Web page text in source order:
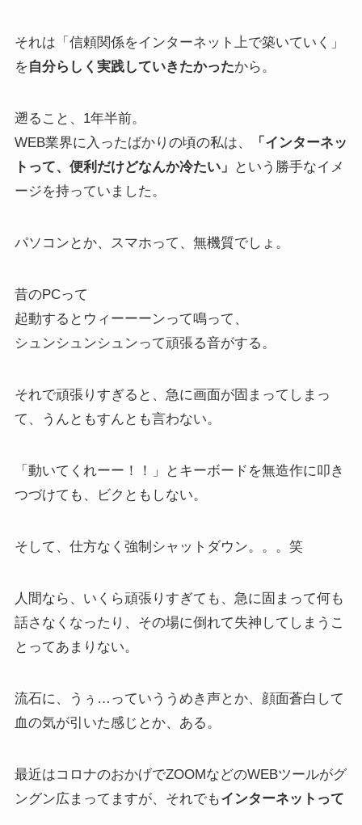
それは「信頼関係をインターネット上で築いていく」
を自分らしく実践していきたかったから。
遡ること、1年半前。
WEB業界に入ったばかりの頃の私は、
「インターネッ
トって、便利だけどなんか冷たい」
という勝手なイメ
ージを持っていました。
パソコンとか、スマホって、無機質でしょ。
昔のPCって
起動するとウィーーーンって鳴って、
シュンシュンシュンって頑張る音がする。
それで頑張りすぎると、急に画面が固まってしまっ
て、うんともすんとも言わない。
「動いてくれーー！！」とキーボードを無造作に叩き
つづけても、ビクともしない。
そして、仕方なく強制シャットダウン。。。笑
人間なら、いくら頑張りすぎても、急に固まって何も
話さなくなったり、その場に倒れて失神してしまうこ
とってあまりない。
流石に、うぅ…っていううめき声とか、顔面蒼白して
血の気が引いた感じとか、ある。
最近はコロナのおかげでZOOMなどのWEBツールがグ
ングン広まってますが、それでもインターネットって